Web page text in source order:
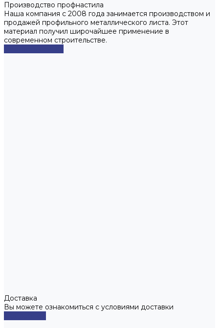
Производство профнастила
Наша компания с 2008 года занимается производством и
продажей профильного металлического листа. Этот
материал получил широчайшее применение в
современном строительстве.
Доставка
Вы можете ознакомиться с условиями доставки